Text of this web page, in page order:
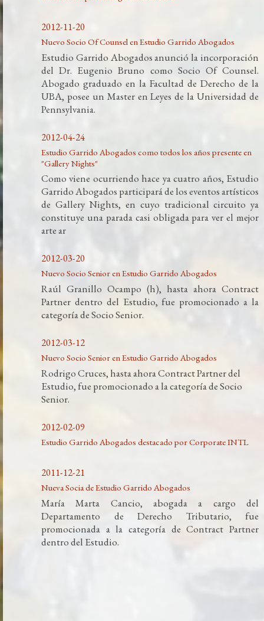
2012-11-20
Nuevo Socio Of Counsel en Estudio Garrido Abogados
Estudio Garrido Abogados anunció la incorporación
del Dr. Eugenio Bruno como Socio Of Counsel.
Abogado graduado en la Facultad de Derecho de la
UBA, posee un Master en Leyes de la Universidad de
Pennsylvania.
2012-04-24
Estudio Garrido Abogados como todos los años presente en
"Gallery Nights"
Como viene ocurriendo hace ya cuatro años, Estudio
Garrido Abogados participará de los eventos artísticos
de Gallery Nights, en cuyo tradicional circuito ya
constituye una parada casi obligada para ver el mejor
arte ar
2012-03-20
Nuevo Socio Senior en Estudio Garrido Abogados
Raúl Granillo Ocampo (h), hasta ahora Contract
Partner dentro del Estudio, fue promocionado a la
categoría de Socio Senior.
2012-03-12
Nuevo Socio Senior en Estudio Garrido Abogados
Rodrigo Cruces, hasta ahora Contract Partner del
Estudio, fue promocionado a la categoría de Socio
Senior.
2012-02-09
Estudio Garrido Abogados destacado por Corporate INTL
2011-12-21
Nueva Socia de Estudio Garrido Abogados
María Marta Cancio, abogada a cargo del
Departamento de Derecho Tributario, fue
promocionada a la categoría de Contract Partner
dentro del Estudio.